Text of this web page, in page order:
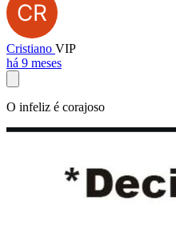
Cristiano VIP
há 9 meses
O infeliz é corajoso